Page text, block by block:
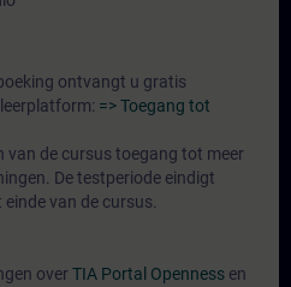
ontvangt u gratis
=> Toegang tot
van de cursus toegang tot meer
De testperiode eindigt
van de cursus.
overTIA Portal Openness en